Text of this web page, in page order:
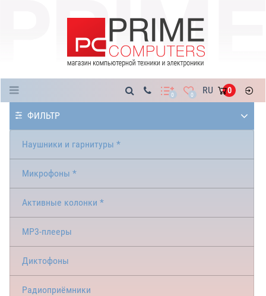
0 0 RU 0
ФИЛЬТР
Наушники и гарнитуры *
Микрофоны *
Активные колонки *
MP3-плееры
Диктофоны
Радиоприёмники